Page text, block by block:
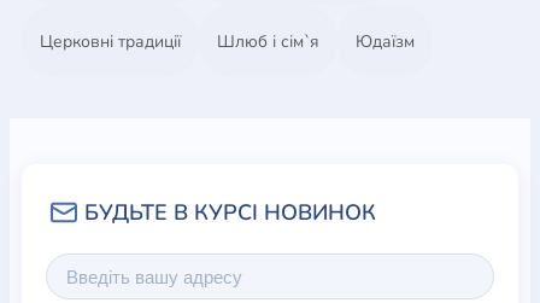
Церковні традиції Шлюб і сім`я Юдаїзм